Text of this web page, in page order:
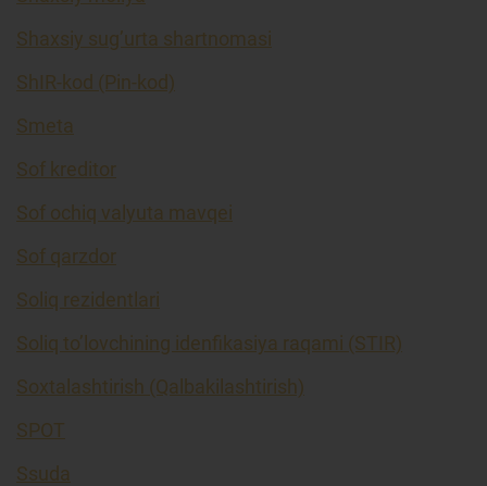
Shaxsiy sug’urta shartnomasi
ShIR-kod (Pin-kod)
Smeta
Sof kreditor
Sof ochiq valyuta mavqei
Sof qarzdor
Soliq rezidentlari
Soliq to’lovchining idenfikasiya raqami (STIR)
Soxtalashtirish (Qalbakilashtirish)
SPOT
Ssuda